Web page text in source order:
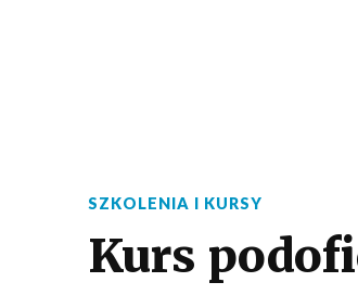
SZKOLENIA I KURSY
Kurs